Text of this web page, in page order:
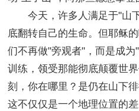
今天，许多人满足于"山
底翻转自己的生命。但耶稣
们不再做"旁观者"，而是成
训练，领受那能彻底颠覆世
刻，你在哪里？是仍在山下
这不仅仅是一个地理位置的